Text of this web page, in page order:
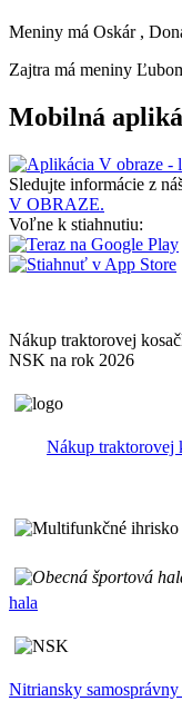
Meniny má Oskár ,
Zajtra má meniny
Mobilná
Sledujte informácie z
V OBRAZE.
Voľne k stiahnutiu:
Nákup traktorovej
NSK na rok 2026
Nákup traktorovej
hala
Nitriansky samosprávny